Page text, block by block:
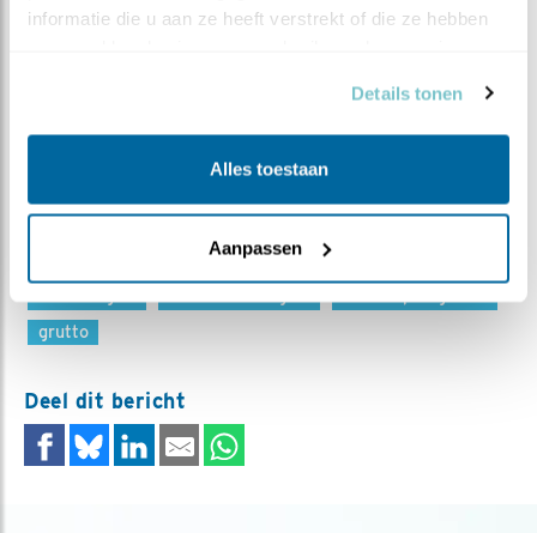
informatie die u aan ze heeft verstrekt of die ze hebben
Details tonen
Alles toestaan
Aanpassen
realistische, daadkrachtige natuurbeschermingskant
Schouten eerder. Want zeker is dat de grutto in dit land
het niet zal redden zonder de inzet van boeren en
natuurbeheerders, maar ook niet zonder die van de
grutto
Deel dit bericht